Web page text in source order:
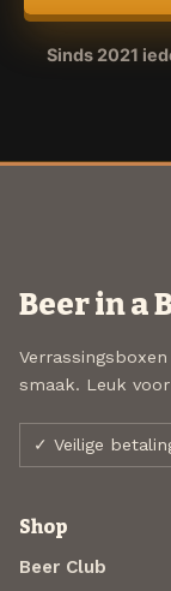
Sinds 2021
Beer in a
smaak. Leuk
✓ Veilige
Shop
Beer Club